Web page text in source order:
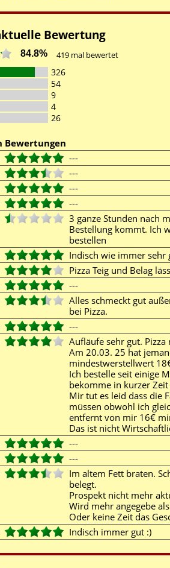
Bewertung
84.8% 419 mal bewertet
326
54
9
4
26
Bewertungen
---
---
---
---
3 ganze Stunden nach
Bestellung kommt. Ich
bestellen
Indisch wie immer sehr
Pizza Teig und Belag
---
Alles schmeckt gut
bei Pizza.
---
Aufläufe sehr gut. Pizza
Am 20.03. 25 hat
mindestwerstellwert
Ich bestelle seit einige
bekomme in kurzer
Mir tut es leid dass die
müssen obwohl ich
entfernt von mir 16€
Das ist nicht
---
---
Im altem Fett braten.
belegt.
Prospekt nicht mehr
Wird mehr angegebe
Oder keine Zeit das
Indisch immer gut :)